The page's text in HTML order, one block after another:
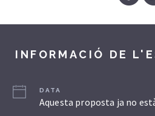
INFORMACIÓ DE
DATA
Aquesta proposta ja no